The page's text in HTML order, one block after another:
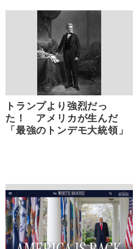
トランプより強烈だっ
た！ アメリカが生んだ
「最強のトンデモ大統領」